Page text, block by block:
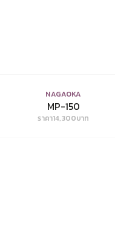
VIEW
NAGAOKA
MP-150
ราคา14,300บาท